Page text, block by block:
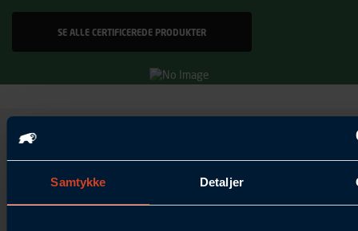
Samtykke Detaljer
SE ALLE CERTIFICEREDE PRODUKTER